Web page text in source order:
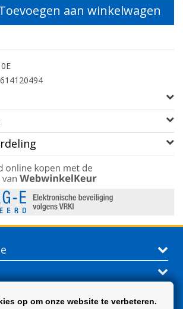
aan winkelwagen
op om onze website te verbeteren.